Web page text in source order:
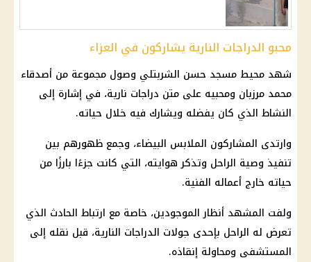
محبو الدراجات النارية يشاركون في العزاء
شهد محيط مسجد حسن الشربتلي وصول مجموعة من أصدقاء
محمد مرزبان ومحبيه على متن دراجات نارية، في إشارة إلى
النشاط الذي كان يفضله ويشارك فيه خلال حياته.
وارتدى المشاركون الملابس البيضاء، وجمع ظهورهم بين
تنفيذ وصية الراحل وتذكر هوايته، التي كانت جزءًا بارزًا من
حياته خارج أعماله الفنية.
ولفت المشهد أنظار الموجودين، خاصة مع ارتباط الحادث الذي
تعرض له الراحل بإحدى جولات الدراجات النارية، قبل نقله إلى
المستشفى ومحاولة إنقاذه.